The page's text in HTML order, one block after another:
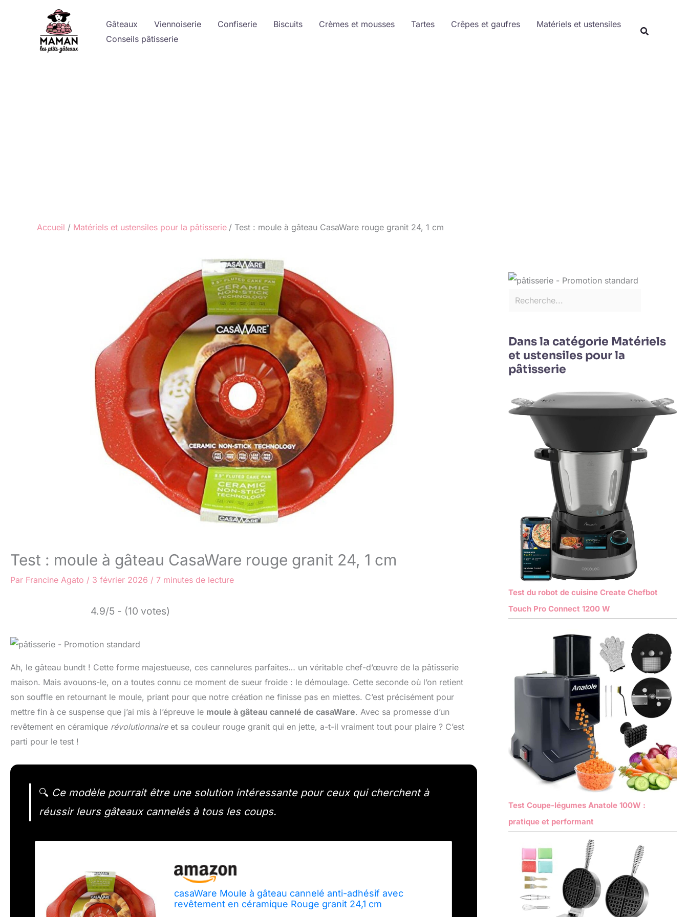
Gâteaux Viennoiserie Confiserie Biscuits Crèmes et mousses Tartes Crêpes et gaufres
Matériels et ustensiles
Conseils pâtisserie
Accueil Matériels et ustensiles pour la pâtisserie Test : moule à gâteau CasaWare rouge granit 24, 1 cm
Test : moule à gâteau CasaWare rouge granit 24, 1 cm
Par Francine Agato / 3 février 2026 / 7 minutes de lecture
4.9/5 - (10 votes)
Ah, le gâteau bundt ! Cette forme majestueuse, ces cannelures parfaites… un véritable chef-d’œuvre de la pâtisserie
maison. Mais avouons-le, on a toutes connu ce moment de sueur froide : le démoulage. Cette seconde où l’on retient
son souffle en retournant le moule, priant pour que notre création ne finisse pas en miettes. C’est précisément pour
mettre fin à ce suspense que j’ai mis à l’épreuve le moule à gâteau cannelé de casaWare. Avec sa promesse d’un
revêtement en céramique révolutionnaireet sa couleur rouge granit qui en jette, a-t-il vraiment tout pour plaire ? C’est
parti pour le test !
🔍 Ce modèle pourrait être une solution intéressante pour ceux qui cherchent à
réussir leurs gâteaux cannelés à tous les coups.
casaWare Moule à gâteau cannelé anti-adhésif avec
revêtement en céramique Rouge granit 24,1 cm
Dans la catégorie Matériels
et ustensiles pour la
pâtisserie
Test du robot de cuisine Create Chefbot
Touch Pro Connect 1200 W
Test Coupe-légumes Anatole 100W :
pratique et performant